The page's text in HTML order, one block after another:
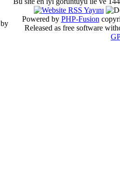
by
Powered by PHP-Fusion
Released as free software